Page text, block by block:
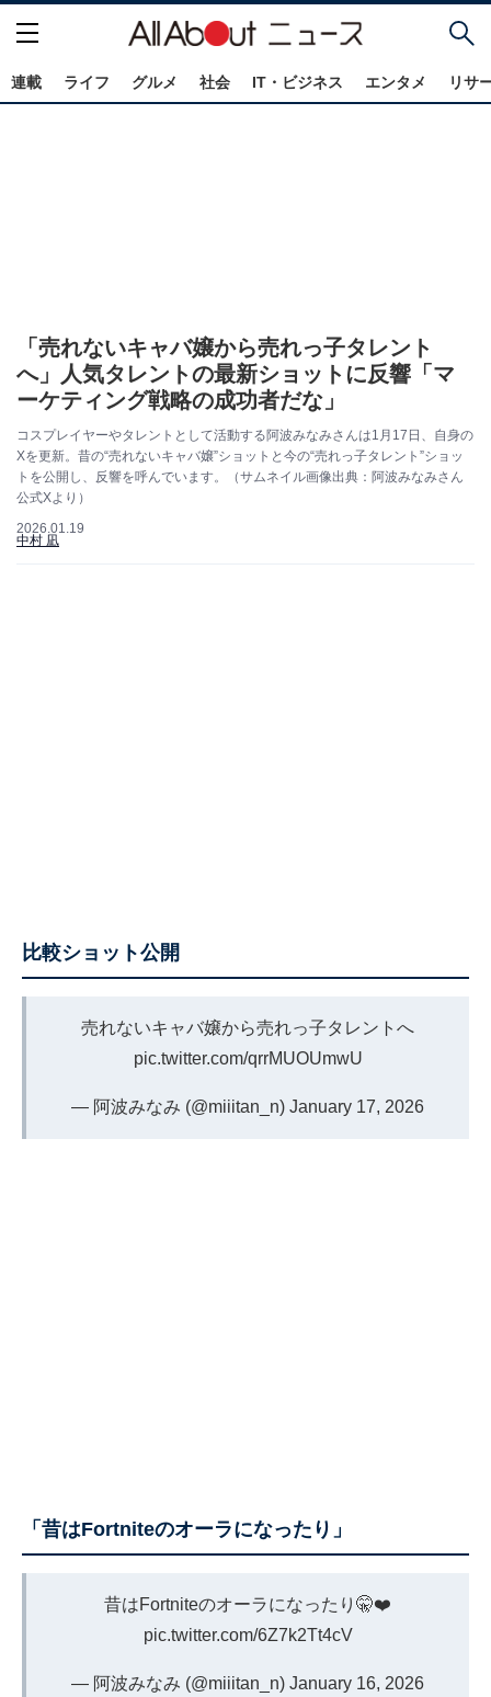
連載 ライフ グルメ 社会 IT・ビジネス エンタメ リサ
「売れないキャバ嬢から売れっ子タレント
へ」人気タレントの最新ショットに反響「マ
ーケティング戦略の成功者だな」
コスプレイヤーやタレントとして活動する阿波みなみさんは1月17日、自身の
Xを更新。昔の“売れないキャバ嬢”ショットと今の“売れっ子タレント”ショッ
トを公開し、反響を呼んでいます。（サムネイル画像出典：阿波みなみさん
公式Xより）
2026.01.19
中村 凪
比較ショット公開
売れないキャバ嬢から売れっ子タレントへ
pic.twitter.com/qrrMUOUmwU
— 阿波みなみ (@miiitan_n) January 17, 2026
「昔はFortniteのオーラになったり」
昔はFortniteのオーラになったり🤫❤️
pic.twitter.com/6Z7k2Tt4cV
— 阿波みなみ (@miiitan_n) January 16, 2026